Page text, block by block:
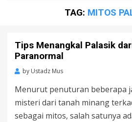
TAG: MITOS
Tips Menangkal Palasik
Paranormal
by Ustadz Mus
Menurut penuturan beberapa
misteri dari tanah minang
sebagai mitos, salah satunya